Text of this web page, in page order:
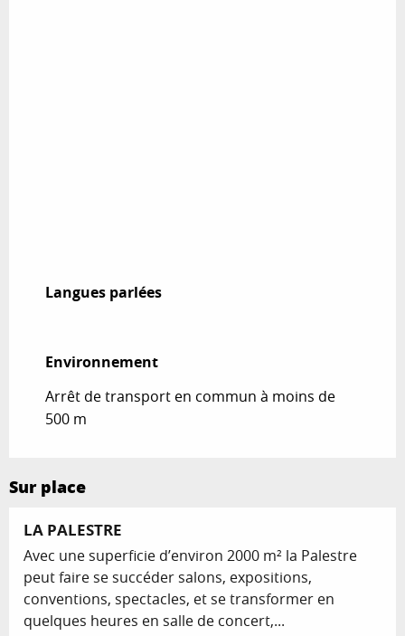
Langues parlées
Langues parlées
Environnement
Environnement
Arrêt de transport en commun à moins de
500 m
Sur place
LA PALESTRE
Avec une superficie d’environ 2000 m² la Palestre
peut faire se succéder salons, expositions,
conventions, spectacles, et se transformer en
quelques heures en salle de concert,...